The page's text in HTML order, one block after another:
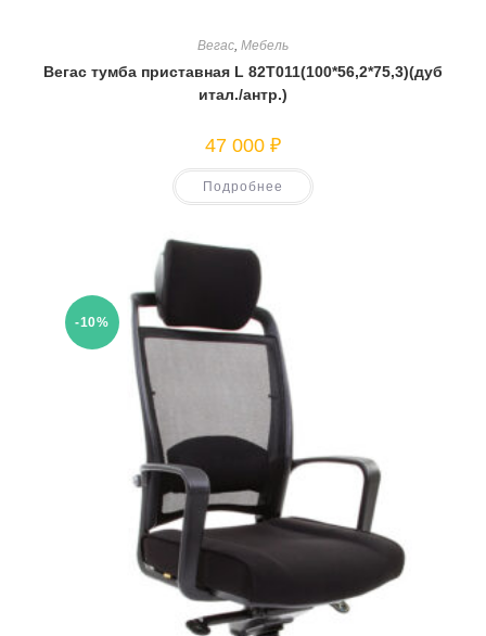
Вегас, Мебель
Вегас тумба приставная L 82T011(100*56,2*75,3)(дуб
итал./антр.)
47 000 ₽
Подробнее
-10%